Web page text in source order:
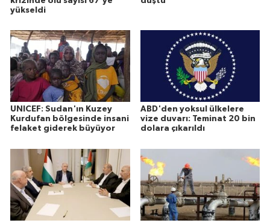
yükseldi
UNICEF: Sudan'ın Kuzey
Kurdufan bölgesinde insani
felaket giderek büyüyor
ABD'den yoksul ülkelere
vize duvarı: Teminat 20 bin
dolara çıkarıldı